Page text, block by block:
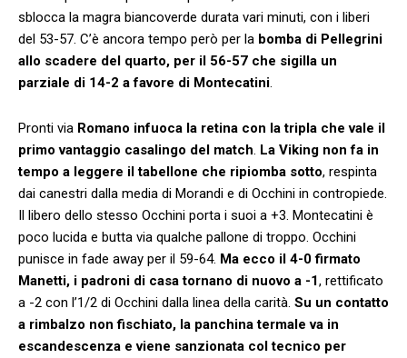
sblocca la magra biancoverde durata vari minuti, con i liberi
del 53-57. C’è ancora tempo però per la bomba di Pellegrini
allo scadere del quarto, per il 56-57 che sigilla un
parziale di 14-2 a favore di Montecatini.
Pronti via Romano infuoca la retina con la tripla che vale il
primo vantaggio casalingo del match. La Viking non fa in
tempo a leggere il tabellone che ripiomba sotto, respinta
dai canestri dalla media di Morandi e di Occhini in contropiede.
Il libero dello stesso Occhini porta i suoi a +3. Montecatini è
poco lucida e butta via qualche pallone di troppo. Occhini
punisce in fade away per il 59-64. Ma ecco il 4-0 firmato
Manetti, i padroni di casa tornano di nuovo a -1, rettificato
a -2 con l’1/2 di Occhini dalla linea della carità. Su un contatto
a rimbalzo non fischiato, la panchina termale va in
escandescenza e viene sanzionata col tecnico per